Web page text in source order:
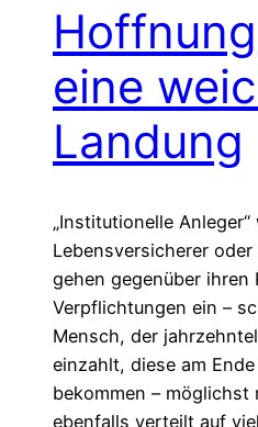
eine
Landung
„Institutionelle Anleger“
Lebensversicherer
gehen gegenüber ihren
Verpflichtungen ein –
Mensch, der
einzahlt, diese am
bekommen – möglichst
ebenfalls verteilt auf